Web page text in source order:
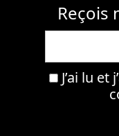
Reçois
J’ai lu et